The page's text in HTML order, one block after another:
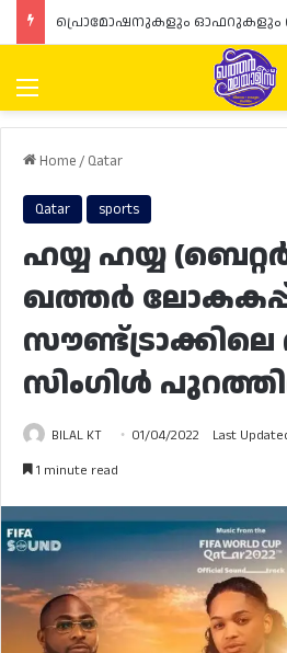
Menu
Home/ Qatar
Qatar sports
ഹയ്യ ഹയ്യ
ഖത്തർ
സിംഗിൾ
BILAL KT 01/04/2022 Last
1 minute read